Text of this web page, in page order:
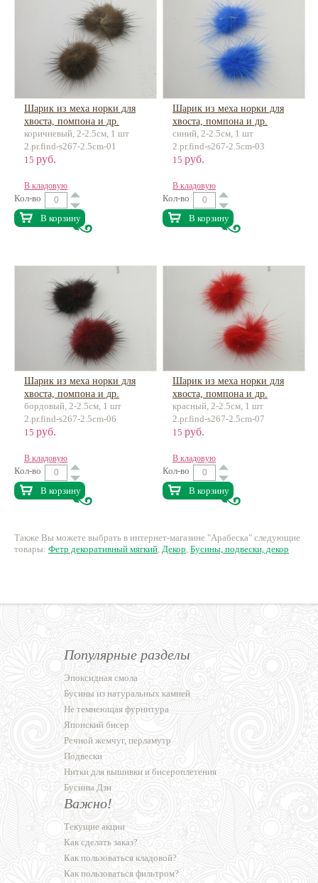
Натуральные камни
Каталог
Новинки!
Фотофорум
О магазине
Шарик из меха норки для
хвоста, помпона и др.
коричневый, 2-2.5см, 1 шт
2.pr.find-s267-2.5cm-01
15 руб.
В кладовую
Кол-во
В корзину
Шарик из меха норки для
хвоста, помпона и др.
синий, 2-2.5см, 1 шт
2.pr.find-s267-2.5cm-03
15 руб.
В кладовую
Кол-во
В корзину
Шарик из меха норки для
хвоста, помпона и др.
бордовый, 2-2.5см, 1 шт
2.pr.find-s267-2.5cm-06
15 руб.
В кладовую
Кол-во
В корзину
Шарик из меха норки для
хвоста, помпона и др.
красный, 2-2.5см, 1 шт
2.pr.find-s267-2.5cm-07
15 руб.
В кладовую
Кол-во
В корзину
Также Вы можете выбрать в интернет-магазине "Арабеска" следующие
товары: Фетр декоративный мягкий, Декор, Бусины, подвески, декор
Популярные разделы
Эпоксидная смола
Бусины из натуральных камней
Не темнеющая фурнитура
Японский бисер
Речной жемчуг, перламутр
Подвески
Нитки для вышивки и бисероплетения
Бусины Дзи
Важно!
Текущие акции
Как сделать заказ?
Как пользоваться кладовой?
Как пользоваться фильтром?